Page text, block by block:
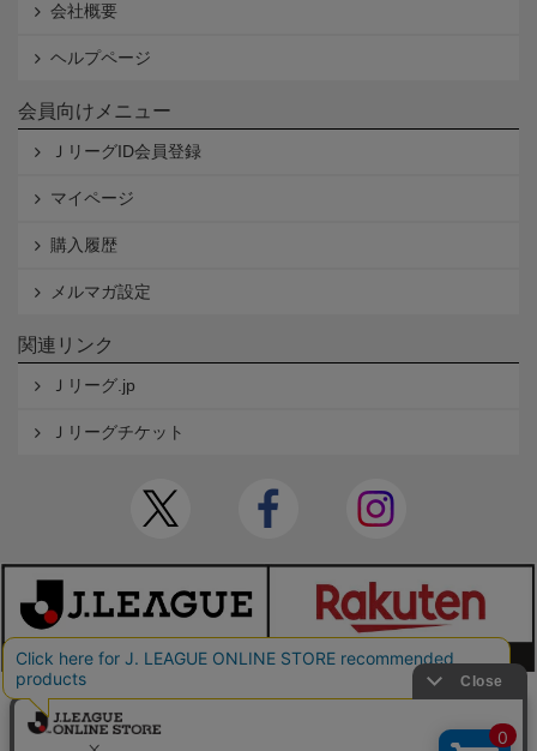
会社概要
ヘルプページ
会員向けメニュー
ＪリーグID会員登録
マイページ
購入履歴
メルマガ設定
関連リンク
Ｊリーグ.jp
Ｊリーグチケット
本サイトで使用している文章・画像等の無断での複製・転載を禁止します。
© JAPAN PROFESSIONAL FOOTBALL LEAGUE Rakuten Group, Inc. ALL RIGHTS RE